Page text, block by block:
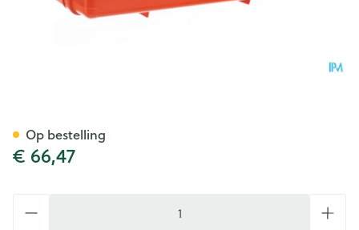
€ 66,47
Op bestelling